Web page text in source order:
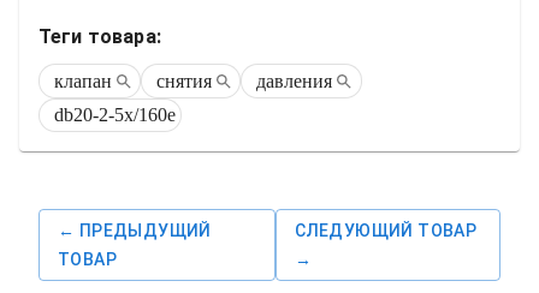
Теги товара:
клапан снятия
давления
db20-2-5x/160e
← ПРЕДЫДУЩИЙ
ТОВАР
СЛЕДУЮЩИЙ ТОВАР
→